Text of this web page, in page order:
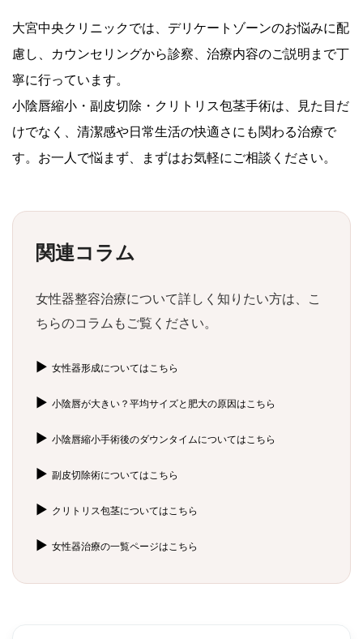
大宮中央クリニックでは、デリケートゾーンのお悩みに配
慮し、カウンセリングから診察、治療内容のご説明まで丁
寧に行っています。
小陰唇縮小・副皮切除・クリトリス包茎手術は、見た目だ
けでなく、清潔感や日常生活の快適さにも関わる治療で
す。お一人で悩まず、まずはお気軽にご相談ください。
関連コラム
女性器整容治療について詳しく知りたい方は、こ
ちらのコラムもご覧ください。
▶ 女性器形成についてはこちら
▶ 小陰唇が大きい？平均サイズと肥大の原因はこちら
▶ 小陰唇縮小手術後のダウンタイムについてはこちら
▶ 副皮切除術についてはこちら
▶ クリトリス包茎についてはこちら
▶ 女性器治療の一覧ページはこちら